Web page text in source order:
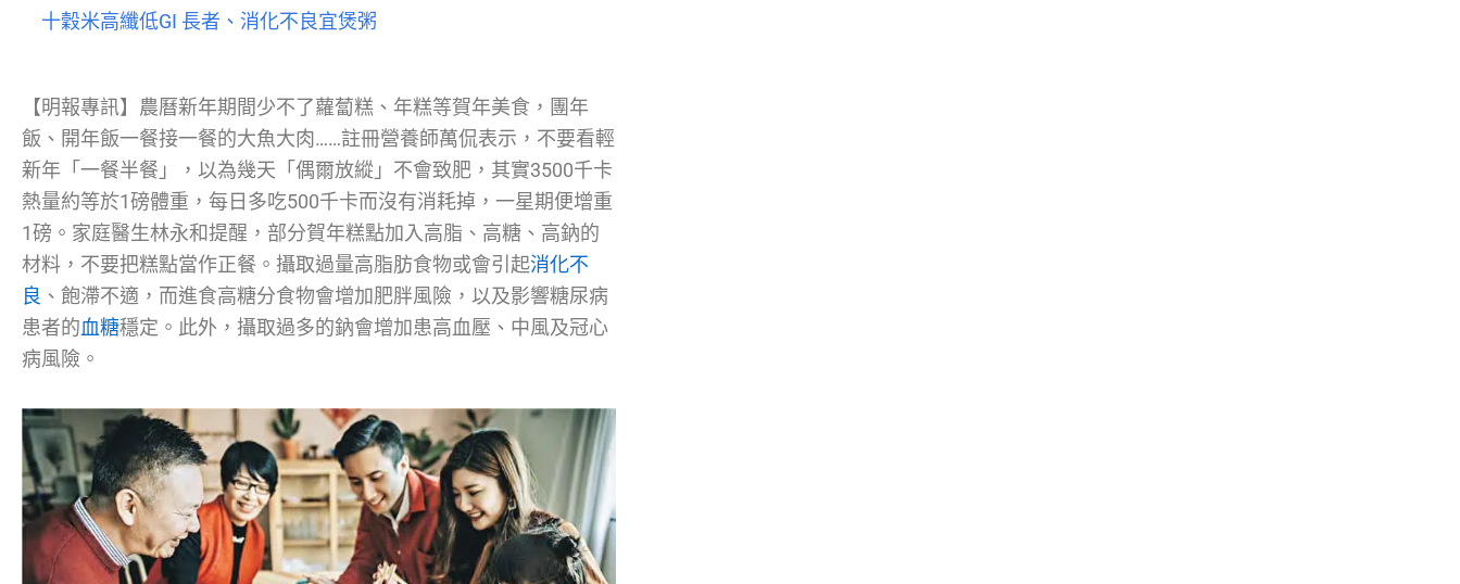
十穀米高纖低GI 長者、消化不良宜煲粥
【明報專訊】農曆新年期間少不了蘿蔔糕、年糕等賀年美食，團年
飯、開年飯一餐接一餐的大魚大肉……註冊營養師萬侃表示，不要看輕
新年「一餐半餐」，以為幾天「偶爾放縱」不會致肥，其實3500千卡
熱量約等於1磅體重，每日多吃500千卡而沒有消耗掉，一星期便增重
1磅。家庭醫生林永和提醒，部分賀年糕點加入高脂、高糖、高鈉的
材料，不要把糕點當作正餐。攝取過量高脂肪食物或會引起消化不
良 、飽滯不適，而進食高糖分食物會增加肥胖風險，以及影響糖尿病
患者的血糖穩定。此外，攝取過多的鈉會增加患高血壓、中風及冠心
病風險。